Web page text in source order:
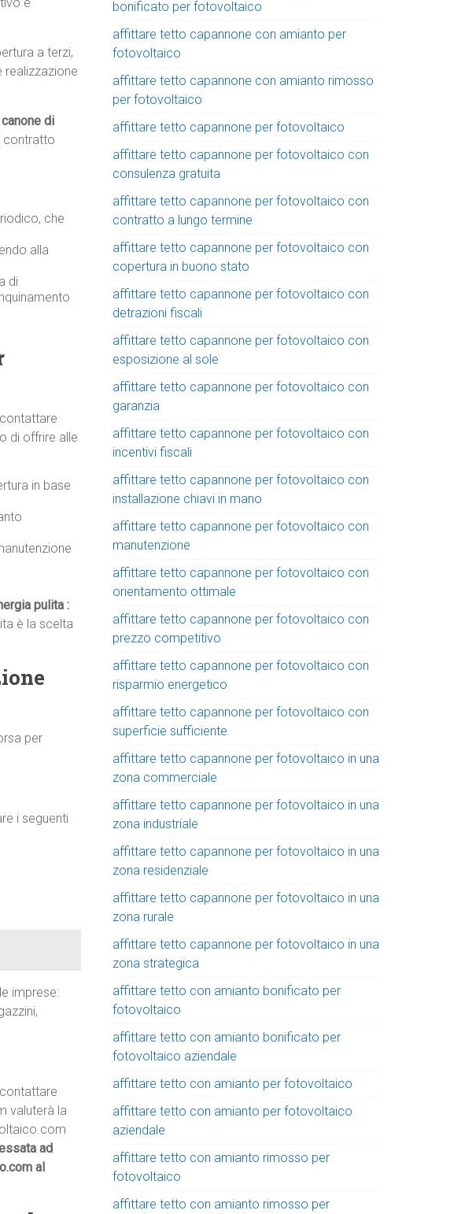
a terzi,
realizzazione
canone di
contratto
che
alla
di
di offrire alle
in base
pulita :
è la scelta
per
i seguenti
imprese:
valuterà la
ad
al
bonificato per fotovoltaico
affittare tetto capannone con amianto per
fotovoltaico
affittare tetto capannone con amianto rimosso
per fotovoltaico
affittare tetto capannone per fotovoltaico
affittare tetto capannone per fotovoltaico con
consulenza gratuita
affittare tetto capannone per fotovoltaico con
contratto a lungo termine
affittare tetto capannone per fotovoltaico con
copertura in buono stato
affittare tetto capannone per fotovoltaico con
detrazioni fiscali
affittare tetto capannone per fotovoltaico con
esposizione al sole
affittare tetto capannone per fotovoltaico con
garanzia
affittare tetto capannone per fotovoltaico con
incentivi fiscali
affittare tetto capannone per fotovoltaico con
installazione chiavi in mano
affittare tetto capannone per fotovoltaico con
manutenzione
affittare tetto capannone per fotovoltaico con
orientamento ottimale
affittare tetto capannone per fotovoltaico con
prezzo competitivo
affittare tetto capannone per fotovoltaico con
risparmio energetico
affittare tetto capannone per fotovoltaico con
superficie sufficiente
affittare tetto capannone per fotovoltaico in una
zona commerciale
affittare tetto capannone per fotovoltaico in una
zona industriale
affittare tetto capannone per fotovoltaico in una
zona residenziale
affittare tetto capannone per fotovoltaico in una
zona rurale
affittare tetto capannone per fotovoltaico in una
zona strategica
affittare tetto con amianto bonificato per
fotovoltaico
affittare tetto con amianto bonificato per
fotovoltaico aziendale
affittare tetto con amianto per fotovoltaico
affittare tetto con amianto per fotovoltaico
aziendale
affittare tetto con amianto rimosso per
fotovoltaico
affittare tetto con amianto rimosso per